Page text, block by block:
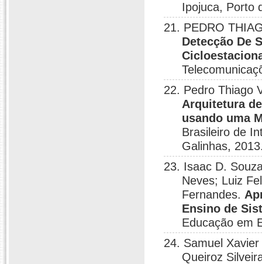
Ipojuca, Porto
21. PEDRO
Detecção De
22. Pedro Thiago
Arquitetura
usando uma
Brasileiro de
Galinhas,
23. Isaac D.
Neves; Luiz
Fernandes.
Ensino de
Educação em
24. Samuel
Queiroz